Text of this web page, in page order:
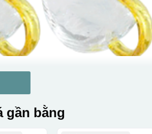
gần bằng